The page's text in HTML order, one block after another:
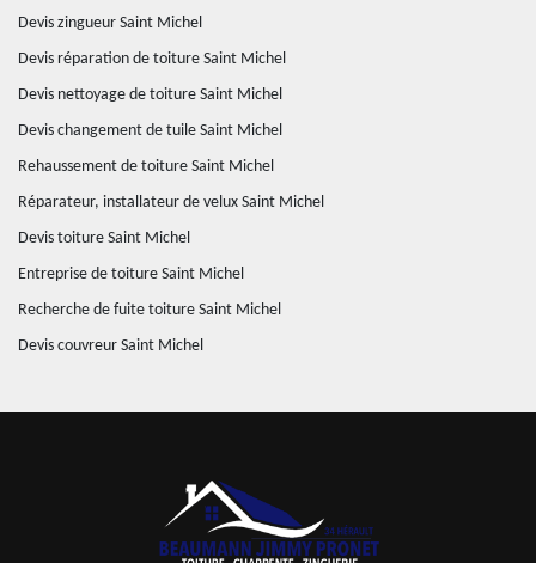
Devis zingueur Saint Michel
Devis réparation de toiture Saint Michel
Devis nettoyage de toiture Saint Michel
Devis changement de tuile Saint Michel
Rehaussement de toiture Saint Michel
Réparateur, installateur de velux Saint Michel
Devis toiture Saint Michel
Entreprise de toiture Saint Michel
Recherche de fuite toiture Saint Michel
Devis couvreur Saint Michel